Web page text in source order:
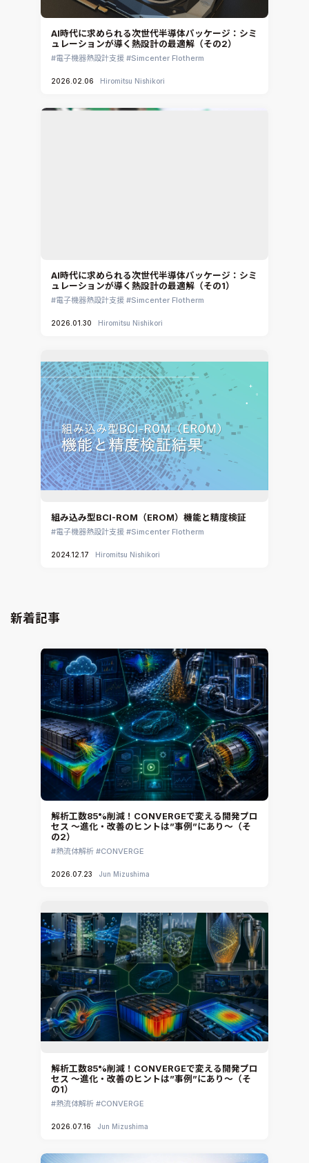
AI時代に求められる次世代半導体パッケージ：シミ
ュレーションが導く熱設計の最適解（その2）
電子機器熱設計支援 Simcenter Flotherm
2026.02.06 Hiromitsu Nishikori
AI時代に求められる次世代半導体パッケージ：シミ
ュレーションが導く熱設計の最適解（その1）
電子機器熱設計支援 Simcenter Flotherm
2026.01.30 Hiromitsu Nishikori
組み込み型BCI-ROM（EROM）機能と精度検証
電子機器熱設計支援 Simcenter Flotherm
2024.12.17 Hiromitsu Nishikori
新着記事
解析工数85%削減！CONVERGEで変える開発プロ
セス ～進化・改善のヒントは”事例”にあり～（そ
の2）
熱流体解析 CONVERGE
2026.07.23 Jun Mizushima
解析工数85%削減！CONVERGEで変える開発プロ
セス ～進化・改善のヒントは”事例”にあり～（そ
の1）
熱流体解析 CONVERGE
2026.07.16 Jun Mizushima